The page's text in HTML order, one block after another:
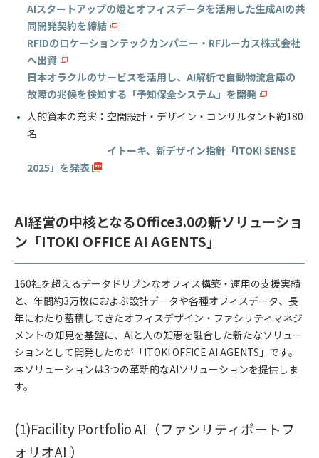
AIスタートアップの燈とオフィスデータを活用した生成AIの共
同開発契約を締結
RFIDのロケーションテックカンパニー・RFルーカス株式会社
へ出資
日本オラクルのサービスを活用し、AI解析で自動物流倉庫の
故障の兆候を検知する「予知保全システム」を開発
人的資本の充実：空間設計・デザイン・コンサルタント約180
名
イトーキ、新デザイン指針「ITOKI SENSE
2025」を発表
AI経営の中核となるOffice3.0の新ソリューショ
ン「ITOKI OFFICE AI AGENTS」
160社を超えるデータドリブンなオフィス構築・運用の支援実績
と、年間約3万枚におよぶ設計データや各種オフィスデータ、長
年にわたり蓄積してきたオフィスデザイン・ファシリティマネジ
メントの知見を基盤に、AIと人の知恵を融合した新たなソリュー
ションとして開発したのが「ITOKI OFFICE AI AGENTS」です。
本ソリューションは3つの革新的なAIソリューションを提供しま
す。
(1)Facility Portfolio AI（ファシリティポートフ
ォリオAI ）